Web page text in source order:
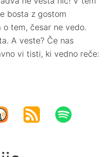
bosta z gostom
o tem, česar ne vedo.
A veste? Če nas
vi tisti, ki vedno reče: